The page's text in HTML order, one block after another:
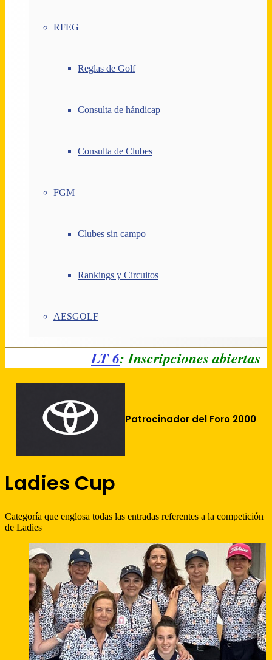
RFEG
Reglas de Golf
Consulta de hándicap
Consulta de Clubes
FGM
Clubes sin campo
Rankings y Circuitos
AESGOLF
LT 6: Inscripciones abiertas
Patrocinador del Foro 2000
Ladies Cup
Categoría que englosa todas las entradas referentes a la competición
de Ladies